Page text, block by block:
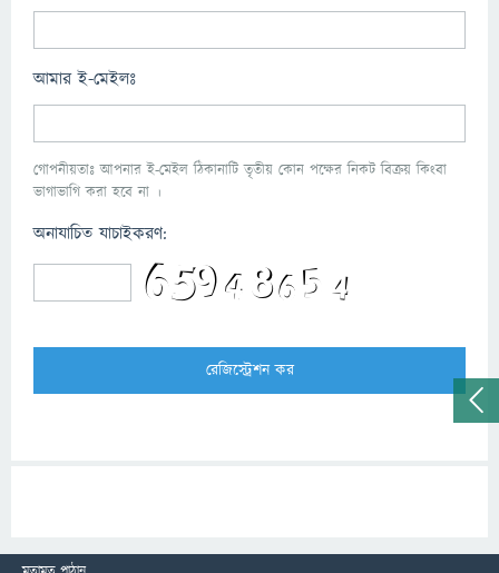
আমার ই-মেইলঃ
গোপনীয়তাঃ আপনার ই-মেইল ঠিকানাটি তৃতীয় কোন পক্ষের নিকট বিক্রয় কিংবা
ভাগাভাগি করা হবে না ।
অনাযাচিত যাচাইকরণ: